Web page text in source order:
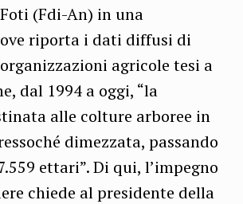
(Fdi-An) in una
riporta i dati diffusi di
agricole tesi a
dal 1994 a oggi, “la
alle colture arboree in
dimezzata, passando
ettari”. Di qui, l’impegno
chiede al presidente della